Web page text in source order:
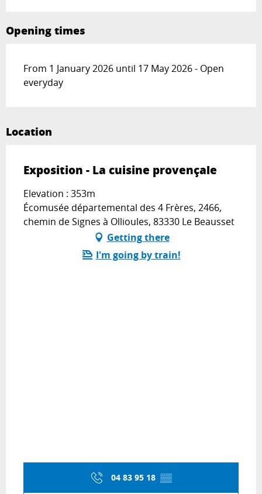
Opening times
From 1 January 2026 until 17 May 2026 - Open
everyday
Location
Exposition - La cuisine provençale
Elevation : 353m
Écomusée départemental des 4 Frères, 2466,
chemin de Signes à Ollioules, 83330 Le Beausset
Getting there
I'm going by train!
04 83 95 18 ▒▒